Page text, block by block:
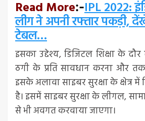
Read More:-IPL 2022:
लीग ने अपनी रफ्तार पकड़ी,
टेबल…
इसका उद्देश्य, डिजिटल शिक्षा के
ठगी के प्रति सावधान करना और
इसके अलावा साइबर सुरक्षा के क्षेत्र में
है। इसमें साइबर सुरक्षा के लीगल,
से भी अवगत करवाया जाएगा।